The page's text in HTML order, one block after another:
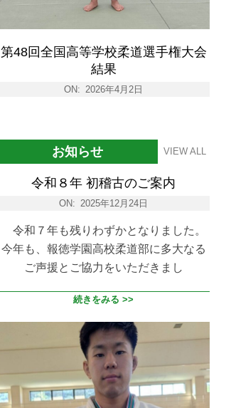
第48回全国高等学校柔道選手権大会
結果
ON: 2026年4月2日
お知らせ VIEW ALL
令和８年 初稽古のご案内
ON: 2025年12月24日
令和７年も残りわずかとなりました。
今年も、報徳学園高校柔道部に多大なる
ご声援とご協力をいただきまし
続きをみる >>